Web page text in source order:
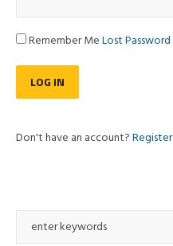
Remember MeLost Password
Don't have an account?Register